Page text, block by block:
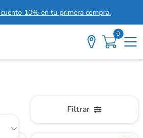
10% en tu primera compra.
0
Filtrar